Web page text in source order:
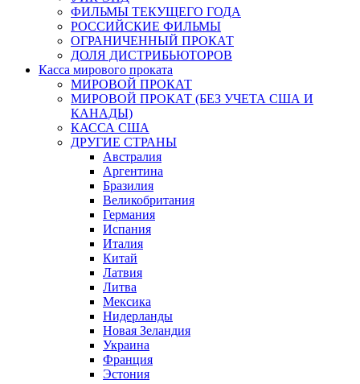
ФИЛЬМЫ ТЕКУЩЕГО ГОДА
РОССИЙСКИЕ ФИЛЬМЫ
ОГРАНИЧЕННЫЙ ПРОКАТ
ДОЛЯ ДИСТРИБЬЮТОРОВ
Касса мирового проката
МИРОВОЙ ПРОКАТ
МИРОВОЙ ПРОКАТ (БЕЗ УЧЕТА США И
КАНАДЫ)
КАССА США
ДРУГИЕ СТРАНЫ
Австралия
Аргентина
Бразилия
Великобритания
Германия
Испания
Италия
Китай
Латвия
Литва
Мексика
Нидерланды
Новая Зеландия
Украина
Франция
Эстония